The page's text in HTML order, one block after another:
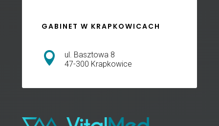
GABINET W KRAPKOWICACH

ul. Basztowa 8
47-300 Krapkowice